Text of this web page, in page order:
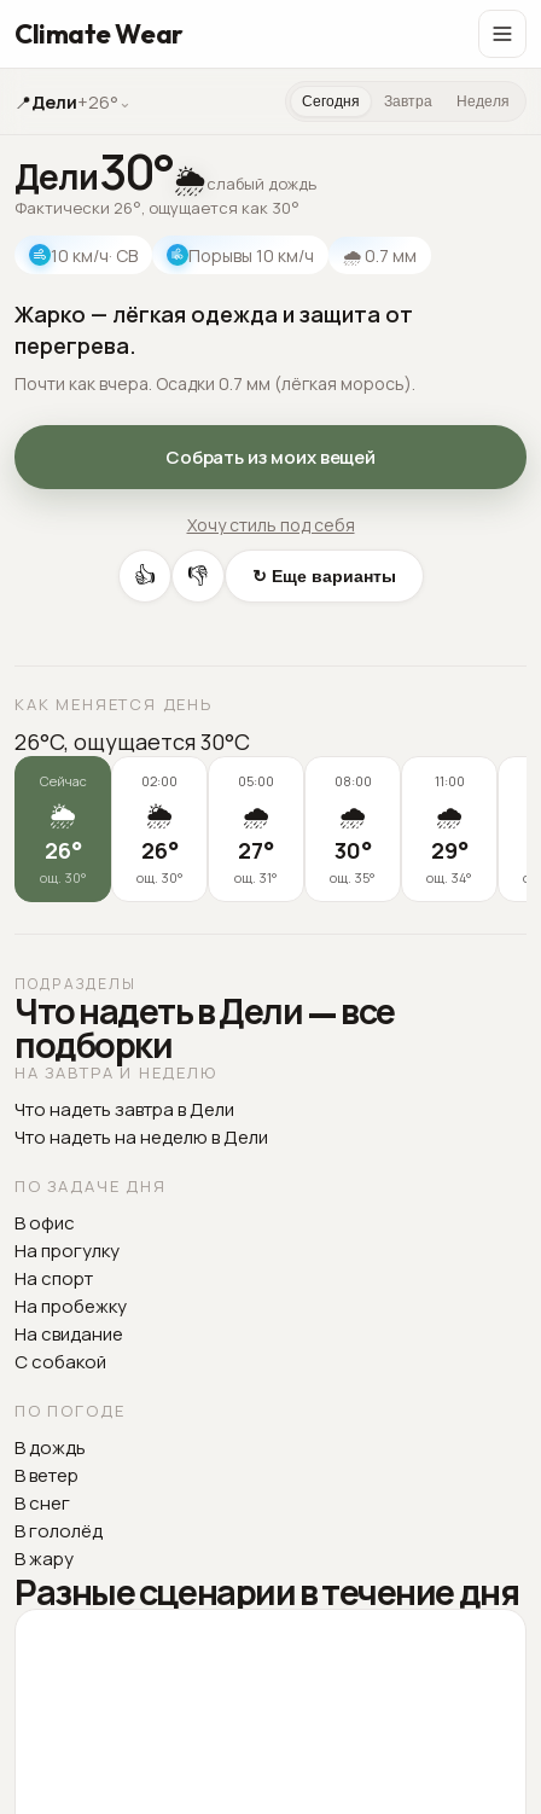
Climate Wear
📍Дели+26° ⌄ Сегодня Завтра Неделя
Дели30°🌦️слабый дождь
Фактически 26°, ощущается как 30°
10 км/ч· СВ Порывы 10 км/ч 🌧 0.7 мм
Жарко — лёгкая одежда и защита от
перегрева.
Почти как вчера. Осадки 0.7 мм (лёгкая морось).
Собрать из моих вещей
Хочу стиль под себя
👍 👎 ↻ Еще варианты
КАК МЕНЯЕТСЯ ДЕНЬ
26°C, ощущается 30°C
Сейчас
🌦️
26°
ощ. 30°
02:00
🌦️
26°
ощ. 30°
05:00
🌧️
27°
ощ. 31°
08:00
🌧️
30°
ощ. 35°
11:00
🌧️
29°
ощ. 34°
ПОДРАЗДЕЛЫ
Что надеть в Дели — все
подборки
НА ЗАВТРА И НЕДЕЛЮ
Что надеть завтра в Дели
Что надеть на неделю в Дели
ПО ЗАДАЧЕ ДНЯ
В офис
На прогулку
На спорт
На пробежку
На свидание
С собакой
ПО ПОГОДЕ
В дождь
В ветер
В снег
В гололёд
В жару
Разные сценарии в течение дня